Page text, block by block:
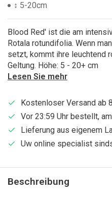
↕ 5-20cm
Blood Red' ist die am
Rotala rotundifolia. Wenn
setzt, kommt ihre leuchtend
Geltung. Höhe: 5 - 20+ cm
Lesen Sie mehr
Kostenloser Versand ab
Vor 23:59 Uhr bestellt,
Lieferung aus eigenem
Uw online specialist
Beschreibung